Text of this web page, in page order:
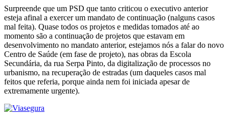
Surpreende que um PSD que tanto criticou o executivo anterior
esteja afinal a exercer um mandato de continuação (nalguns casos
mal feita). Quase todos os projetos e medidas tomados até ao
momento são a continuação de projetos que estavam em
desenvolvimento no mandato anterior, estejamos nós a falar do novo
Centro de Saúde (em fase de projeto), nas obras da Escola
Secundária, da rua Serpa Pinto, da digitalização de processos no
urbanismo, na recuperação de estradas (um daqueles casos mal
feitos que referia, porque ainda nem foi iniciada apesar de
extremamente urgente).